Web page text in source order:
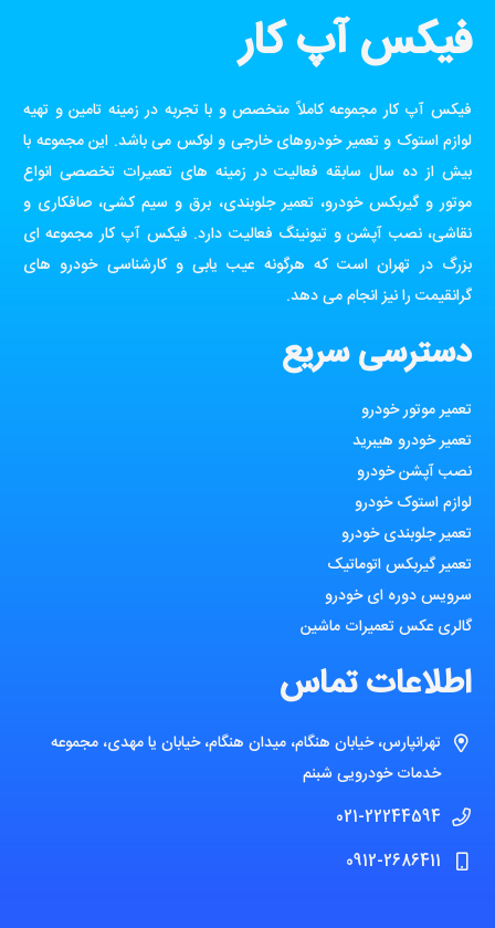
فیکس آپ کار
فیکس آپ کار مجموعه کاملاً متخصص و با تجربه در زمینه تامین و تهیه
لوازم استوک و تعمیر خودروهای خارجی و لوکس می باشد. این مجموعه با
بیش از ده سال سابقه فعالیت در زمینه های تعمیرات تخصصی انواع
موتور و گیربکس خودرو، تعمیر جلوبندی، برق و سیم کشی، صافکاری و
نقاشی، نصب آپشن و تیونینگ فعالیت دارد. فیکس آپ کار مجموعه ای
بزرگ در تهران است که هرگونه عیب یابی و کارشناسی خودرو های
گرانقیمت را نیز انجام می دهد.
دسترسی سریع
تعمیر موتور خودرو
تعمیر خودرو هیبرید
نصب آپشن خودرو
لوازم استوک خودرو
تعمیر جلوبندی خودرو
تعمیر گیربکس اتوماتیک
سرویس دوره ای خودرو
گالری عکس تعمیرات ماشین
اطلاعات تماس
تهرانپارس، خیابان هنگام، میدان هنگام، خیابان یا مهدی، مجموعه
خدمات خودرویی شبنم
021-22244594
0912-2686411